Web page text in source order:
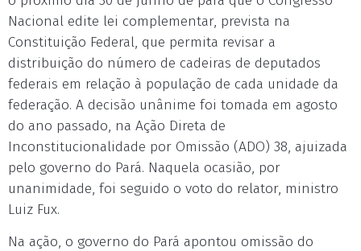
Nacional edite lei complementar, prevista na
Constituição Federal, que permita revisar a
distribuição do número de cadeiras de deputados
federais em relação à população de cada unidade da
federação. A decisão unânime foi tomada em agosto
do ano passado, na Ação Direta de
Inconstitucionalidade por Omissão (ADO) 38, ajuizada
pelo governo do Pará. Naquela ocasião, por
unanimidade, foi seguido o voto do relator, ministro
Luiz Fux.
Na ação, o governo do Pará apontou omissão do